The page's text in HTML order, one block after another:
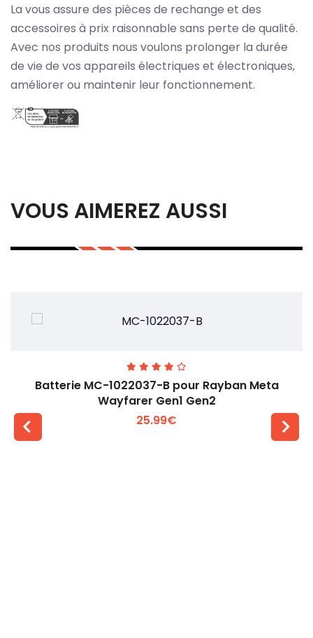
La vous assure des pièces de rechange et des
accessoires à prix raisonnable sans perte de qualité.
Avec nos produits nous voulons prolonger la durée
de vie de vos appareils électriques et électroniques,
améliorer ou maintenir leur fonctionnement.
VOUS AIMEREZ AUSSI
Batterie MC-1022037-B pour Rayban Meta
Wayfarer Gen1 Gen2
25.99€